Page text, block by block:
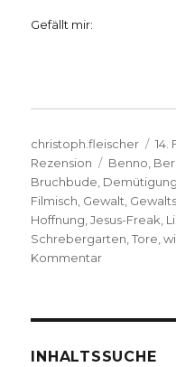
Gefällt mir:
Autor
christoph.fleischer
am
14.
Rezension
Benno
Bruchbude
Filmisch Gewalt
Hoffnung ,Jesus-Freak
Schrebergarten ,Tore ,
Kommentarzu
Ketten
INHALTSSUCHE